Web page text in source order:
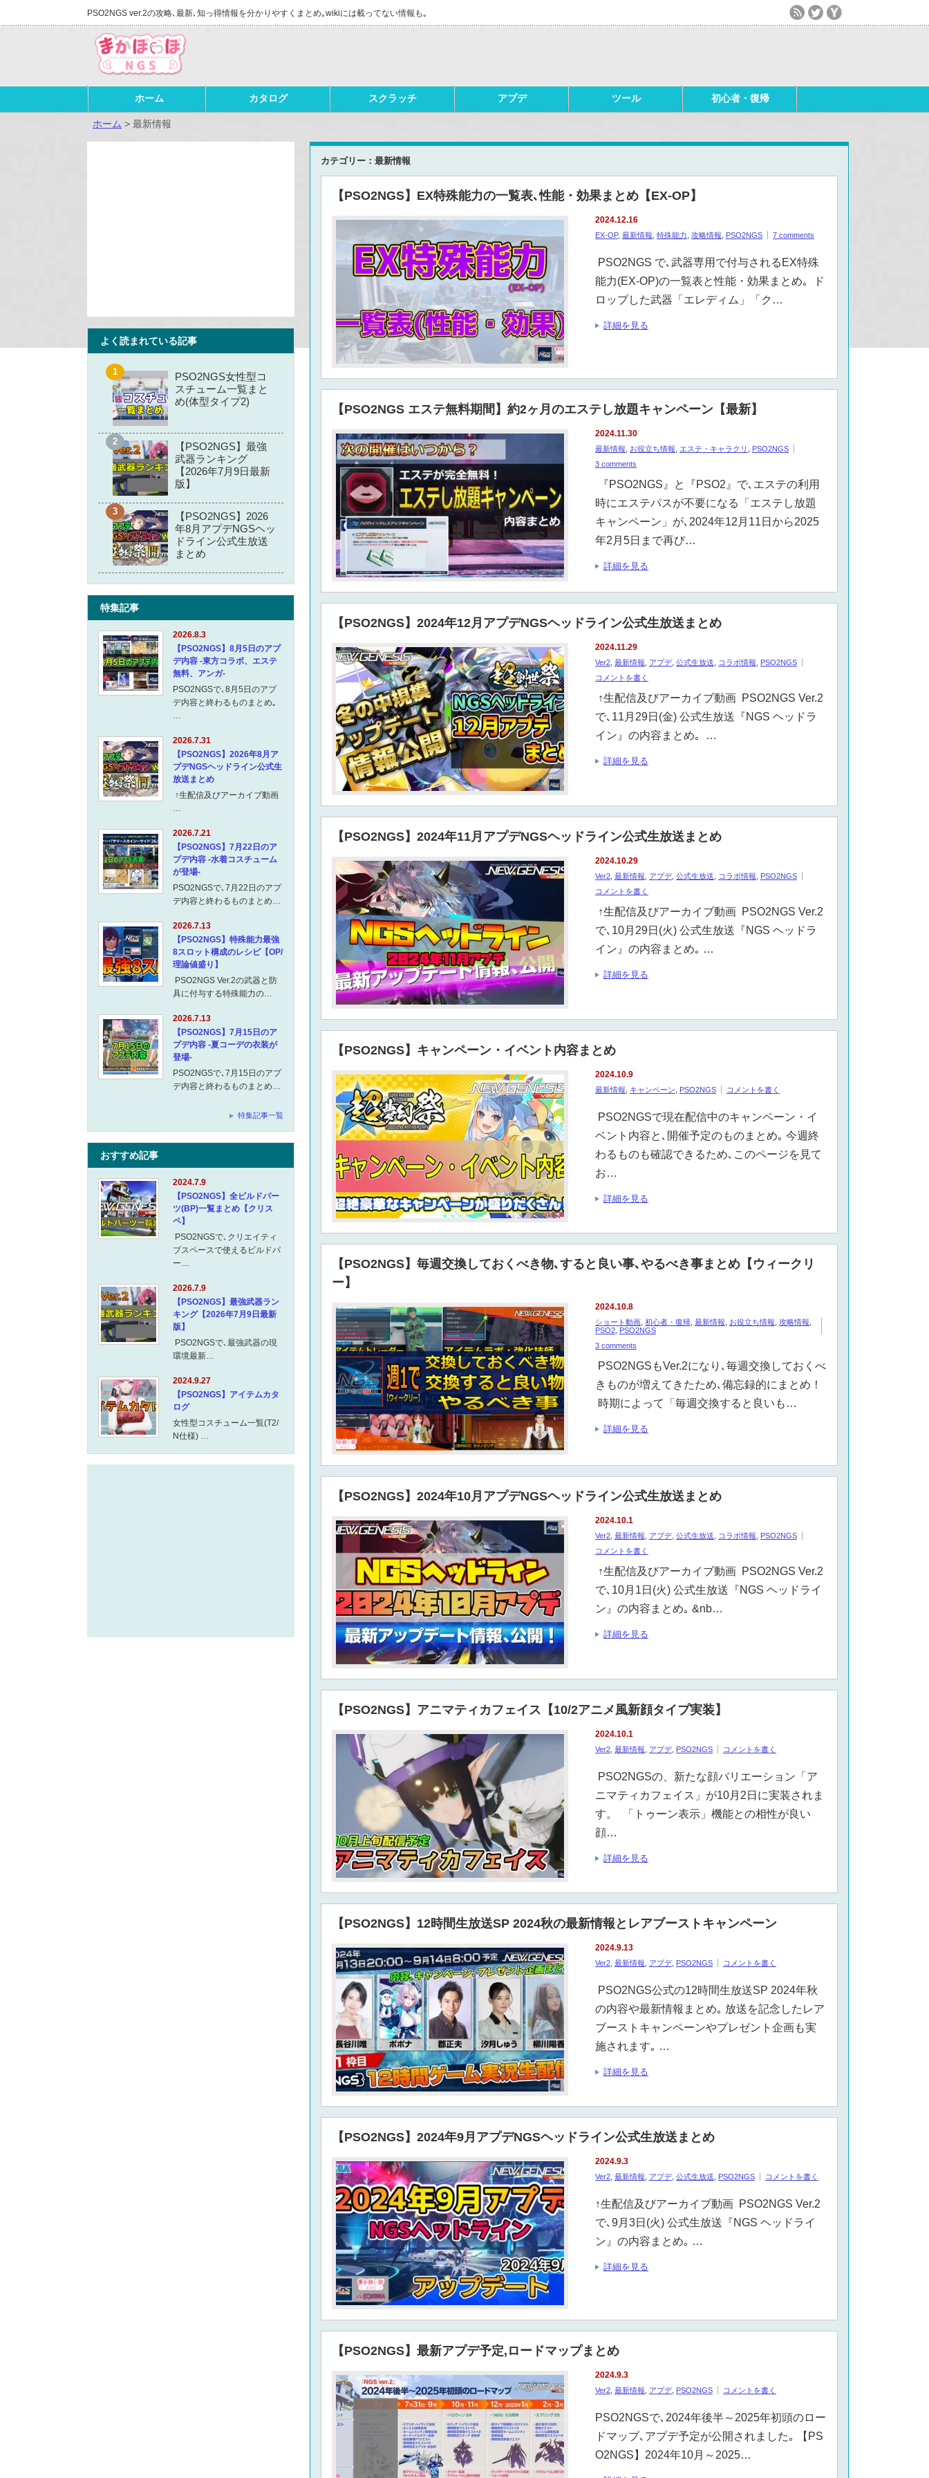
PSO2NGS ver.2の攻略､最新､知っ得情報を分かりやすくまとめ｡wikiには載ってない情報も｡
ホーム カタログ スクラッチ アプデ ツール 初心者・復帰
ホーム > 最新情報
カテゴリー：最新情報
【PSO2NGS】EX特殊能力の一覧表､性能・効果まとめ【EX-OP】
2024.12.16
EX-OP, 最新情報 特殊能力 攻略情報 PSO2NGS 7 comments
PSO2NGS で､武器専用で付与されるEX特殊
能力(EX-OP)の一覧表と性能・効果まとめ｡ ド
ロップした武器「エレディム」「ク…
詳細を見る
【PSO2NGS エステ無料期間】約2ヶ月のエステし放題キャンペーン【最新】
2024.11.30
最新情報 お役立ち情報 エステ・キャラクリ
PSO2NGS
3 comments
『PSO2NGS』と『PSO2』で､エステの利用
時にエステパスが不要になる「エステし放題
キャンペーン」が､2024年12月11日から2025
年2月5日まで再び…
詳細を見る
【PSO2NGS】2024年12月アプデNGSヘッドライン公式生放送まとめ
2024.11.29
Ver2 最新情報 アプデ 公式生放送 コラボ情報
PSO2NGS
コメントを書く
↑生配信及びアーカイブ動画 PSO2NGS Ver.2
で､11月29日(金) 公式生放送『NGS ヘッドラ
イン』の内容まとめ｡ …
詳細を見る
【PSO2NGS】2024年11月アプデNGSヘッドライン公式生放送まとめ
2024.10.29
Ver2 最新情報 アプデ 公式生放送 コラボ情報
PSO2NGS
コメントを書く
↑生配信及びアーカイブ動画 PSO2NGS Ver.2
で､10月29日(火) 公式生放送『NGS ヘッドラ
イン』の内容まとめ｡ …
詳細を見る
【PSO2NGS】キャンペーン・イベント内容まとめ
2024.10.9
最新情報 キャンペーン PSO2NGS コメントを書く
PSO2NGSで現在配信中のキャンペーン・イ
ベント内容と､開催予定のものまとめ｡ 今週終
わるものも確認できるため､このページを見て
お…
詳細を見る
【PSO2NGS】毎週交換しておくべき物､すると良い事､やるべき事まとめ【ウィークリ
ー】
2024.10.8
ショート動画 初心者・復帰 最新情報 お役立ち情報 攻略情報
PSO2 PSO2NGS
3 comments
PSO2NGSもVer.2になり､毎週交換しておくべ
きものが増えてきたため､備忘録的にまとめ！
時期によって「毎週交換すると良いも…
詳細を見る
【PSO2NGS】2024年10月アプデNGSヘッドライン公式生放送まとめ
2024.10.1
Ver2 最新情報 アプデ 公式生放送 コラボ情報
PSO2NGS
コメントを書く
↑生配信及びアーカイブ動画 PSO2NGS Ver.2
で､10月1日(火) 公式生放送『NGS ヘッドライ
ン』の内容まとめ｡ &nb…
詳細を見る
【PSO2NGS】アニマティカフェイス【10/2アニメ風新顔タイプ実装】
2024.10.1
Ver2 最新情報 アプデ PSO2NGS コメントを書く
PSO2NGSの、新たな顔バリエーション「ア
ニマティカフェイス」が10月2日に実装されま
す。 「トゥーン表示」機能との相性が良い
顔…
詳細を見る
【PSO2NGS】12時間生放送SP 2024秋の最新情報とレアブーストキャンペーン
2024.9.13
Ver2 最新情報 アプデ PSO2NGS コメントを書く
PSO2NGS公式の12時間生放送SP 2024年秋
の内容や最新情報まとめ｡ 放送を記念したレア
ブーストキャンペーンやプレゼント企画も実
施されます｡ …
詳細を見る
【PSO2NGS】2024年9月アプデNGSヘッドライン公式生放送まとめ
2024.9.3
Ver2 最新情報 アプデ 公式生放送 PSO2NGS コメントを書く
↑生配信及びアーカイブ動画 PSO2NGS Ver.2
で､9月3日(火) 公式生放送『NGS ヘッドライ
ン』の内容まとめ｡ …
詳細を見る
【PSO2NGS】最新アプデ予定,ロードマップまとめ
2024.9.3
Ver2 最新情報 アプデ PSO2NGS コメントを書く
PSO2NGSで､2024年後半～2025年初頭のロー
ドマップ､アプデ予定が公開されました｡ 【PS
O2NGS】2024年10月～2025…
よく読まれている記事
PSO2NGS女性型コ
スチューム一覧まと
め(体型タイプ2)
【PSO2NGS】最強
武器ランキング
【2026年7月9日最新
版】
【PSO2NGS】2026
年8月アプデNGSヘッ
ドライン公式生放送
まとめ
特集記事
2026.8.3
【PSO2NGS】8月5日のアプ
デ内容 -東方コラボ、エステ
無料、アンガ-
PSO2NGSで､8月5日のアプ
デ内容と終わるものまとめ｡
…
2026.7.31
【PSO2NGS】2026年8月ア
プデNGSヘッドライン公式生
放送まとめ
↑生配信及びアーカイブ動画
…
2026.7.21
【PSO2NGS】7月22日のア
プデ内容 -水着コスチューム
が登場-
PSO2NGSで､7月22日のアプ
デ内容と終わるものまとめ…
2026.7.13
【PSO2NGS】特殊能力最強
8スロット構成のレシピ【OP/
理論値盛り】
PSO2NGS Ver.2の武器と防
具に付与する特殊能力の…
2026.7.13
【PSO2NGS】7月15日のア
プデ内容 -夏コーデの衣装が
登場-
PSO2NGSで､7月15日のアプ
デ内容と終わるものまとめ…
特集記事一覧
おすすめ記事
2024.7.9
【PSO2NGS】全ビルドパー
ツ(BP)一覧まとめ【クリス
ペ】
PSO2NGSで､クリエイティ
ブスペースで使えるビルドパ
ー…
2026.7.9
【PSO2NGS】最強武器ラン
キング【2026年7月9日最新
版】
PSO2NGSで､最強武器の現
環境最新…
2024.9.27
【PSO2NGS】アイテムカタ
ログ
女性型コスチューム一覧(T2/
N仕様) …